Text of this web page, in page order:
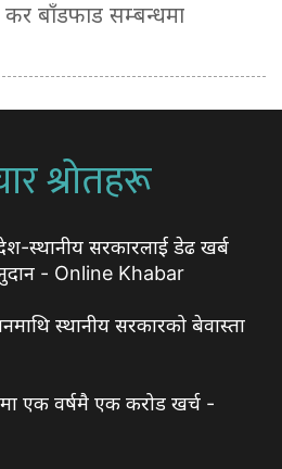
कर बाँडफाड सम्बन्धमा
श्रोतहरू
स्थानीय सरकारलाई डेढ खर्ब
- Online Khabar
स्थानीय सरकारको बेवास्ता
एक वर्षमै एक करोड खर्च -